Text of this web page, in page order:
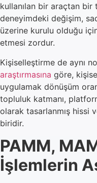
kullanılan bir araçtan
deneyimdeki değişim,
üzerine kurulu olduğu
etmesi zordur.
Kişiselleştirme de aynı
araştırmasına göre,
uygulamak dönüşüm
topluluk katmanı,
olarak tasarlanmış hissi
biridir.
PAMM,
İşlemlerin